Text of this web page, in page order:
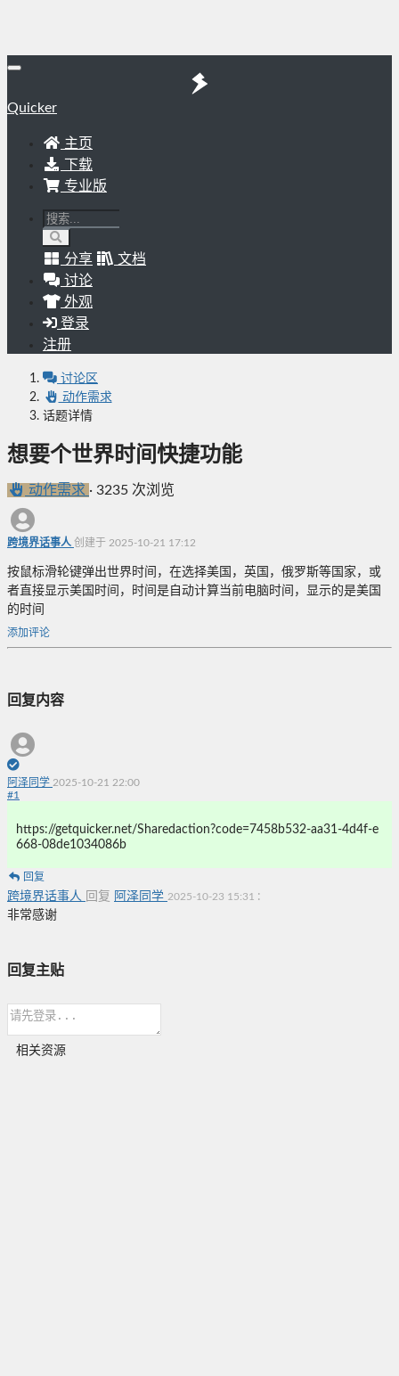
Quicker
主页
下载
专业版
分享
文档
讨论
外观
登录
注册
讨论区
动作需求
话题详情
想要个世界时间快捷功能
动作需求 · 3235 次浏览
跨境界话事人 创建于 2025-10-21 17:12
按鼠标滑轮键弹出世界时间，在选择美国，英国，俄罗斯等国家，或
者直接显示美国时间，时间是自动计算当前电脑时间，显示的是美国
的时间
添加评论
回复内容
阿泽同学 2025-10-21 22:00
#1
https://getquicker.net/Sharedaction?code=7458b532-aa31-4d4f-e
668-08de1034086b
回复
跨境界话事人 回复 阿泽同学 2025-10-23 15:31 :
非常感谢
回复主贴
相关资源